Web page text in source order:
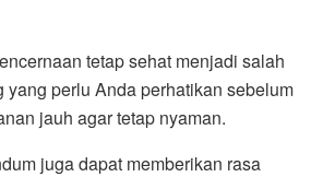
tetap sehat menjadi salah
yang perlu Anda perhatikan sebelum
jauh agar tetap nyaman.
juga dapat memberikan rasa